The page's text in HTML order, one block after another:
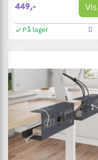
449,- Vis
På lager